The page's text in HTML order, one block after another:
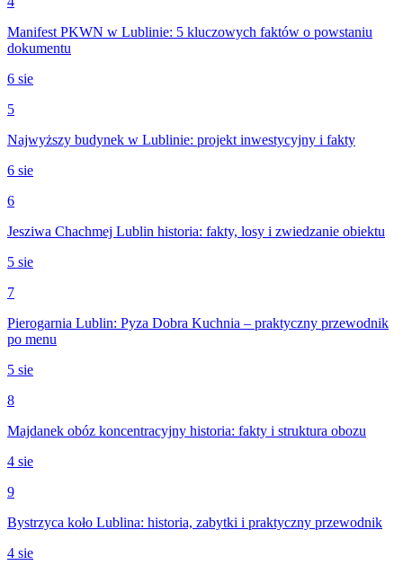
Manifest PKWN w Lublinie: 5 kluczowych faktów o powstaniu
dokumentu
6 sie
5
Najwyższy budynek w Lublinie: projekt inwestycyjny i fakty
6 sie
6
Jesziwa Chachmej Lublin historia: fakty, losy i zwiedzanie obiektu
5 sie
7
Pierogarnia Lublin: Pyza Dobra Kuchnia – praktyczny przewodnik
po menu
5 sie
8
Majdanek obóz koncentracyjny historia: fakty i struktura obozu
4 sie
9
Bystrzyca koło Lublina: historia, zabytki i praktyczny przewodnik
4 sie